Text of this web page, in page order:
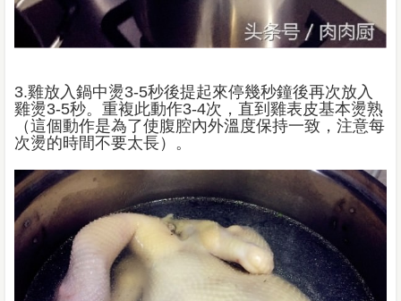
3.雞放入鍋中燙3-5秒後提起來停幾秒鐘後再次放入
雞燙3-5秒。重複此動作3-4次，直到雞表皮基本燙熟
（這個動作是為了使腹腔內外溫度保持一致，注意每
次燙的時間不要太長）。